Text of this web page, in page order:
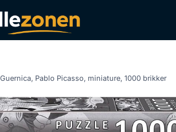
Guernica, Pablo Picasso, miniature, 1000 brikker